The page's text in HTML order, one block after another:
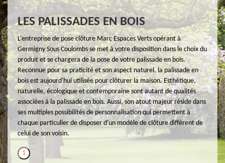
LES PALISSADES EN BOIS
L’entreprise de pose clôture Marc Espaces Verts opérant à
Germigny Sous Coulombs se met à votre disposition dans le choix du
produit et se chargera de la pose de votre palissade en bois.
Reconnue pour sa praticité et son aspect naturel, la palissade en
bois est aujourd'hui utilisée pour clôturer la maison. Esthétique,
naturelle, écologique et contemporaine sont autant de qualités
associées à la palissade en bois. Aussi, son atout majeur réside dans
ses multiples possibilités de personnalisation qui permettent à
chaque particulier de disposer d'un modèle de clôture différent de
celui de son voisin.
1